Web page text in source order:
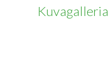
Kuvagalleria